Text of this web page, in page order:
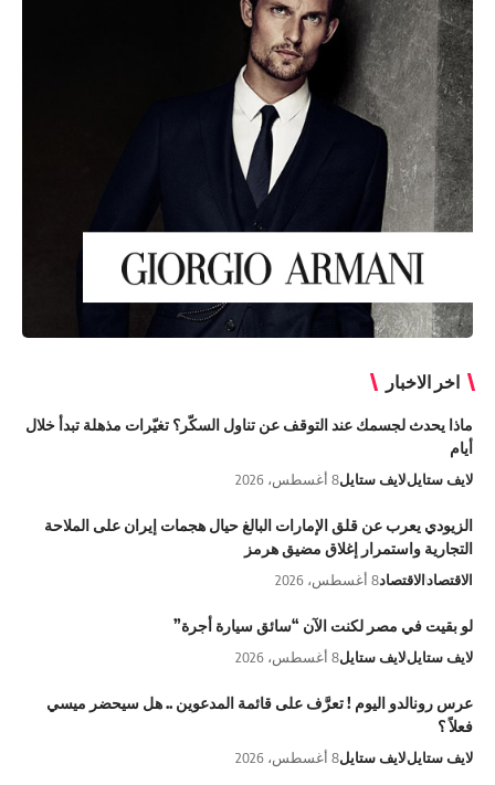
اخر الاخبار
ماذا يحدث لجسمك عند التوقف عن تناول السكّر؟ تغيّرات مذهلة تبدأ خلال
أيام
لايف ستايللايف ستايل8 أغسطس، 2026
الزيودي يعرب عن قلق الإمارات البالغ حيال هجمات إيران على الملاحة
التجارية واستمرار إغلاق مضيق هرمز
الاقتصادالاقتصاد8 أغسطس، 2026
لو بقيت في مصر لكنت الآن “سائق سيارة أجرة”
لايف ستايللايف ستايل8 أغسطس، 2026
عرس رونالدو اليوم ! تعرَّف على قائمة المدعوين .. هل سيحضر ميسي
فعلاً ؟
لايف ستايللايف ستايل8 أغسطس، 2026